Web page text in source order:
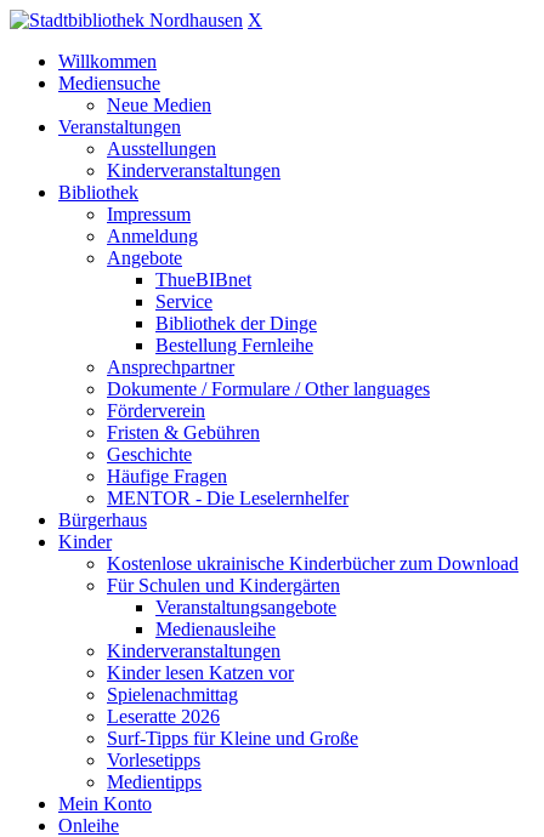
X
Willkommen
Mediensuche
Neue Medien
Veranstaltungen
Ausstellungen
Kinderveranstaltungen
Bibliothek
Impressum
Anmeldung
Angebote
ThueBIBnet
Service
Bibliothek der Dinge
Bestellung Fernleihe
Ansprechpartner
Dokumente / Formulare / Other languages
Förderverein
Fristen & Gebühren
Geschichte
Häufige Fragen
MENTOR - Die Leselernhelfer
Bürgerhaus
Kinder
Kostenlose ukrainische Kinderbücher zum Download
Für Schulen und Kindergärten
Veranstaltungsangebote
Medienausleihe
Kinderveranstaltungen
Kinder lesen Katzen vor
Spielenachmittag
Leseratte 2026
Surf-Tipps für Kleine und Große
Vorlesetipps
Medientipps
Mein Konto
Onleihe